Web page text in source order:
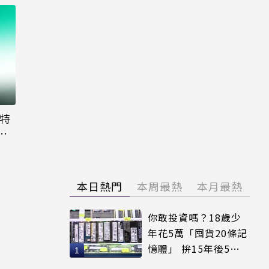
本日熱門 本周最熱 本月最熱
你敢投資嗎？18歲少
年花5萬「囤貨20條記
憶體」 拚15年後5倍